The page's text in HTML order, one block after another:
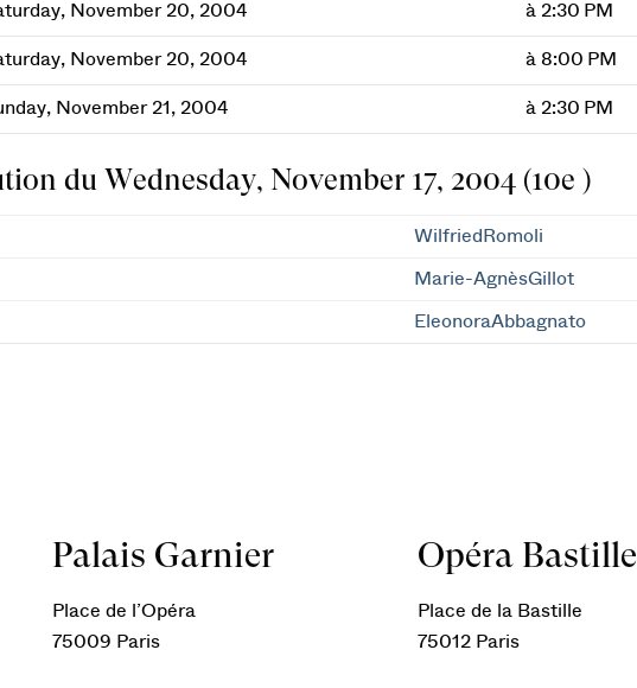
November 20, 2004 à 2:30 PM
November 20, 2004 à 8:00 PM
November 21, 2004 à 2:30 PM
du Wednesday, November 17, 2004 (10e )
WilfriedRomoli
Marie-AgnèsGillot
EleonoraAbbagnato
Palais Garnier
Place de l’Opéra
75009 Paris
Opéra Bastille
Place de la Bastille
75012 Paris